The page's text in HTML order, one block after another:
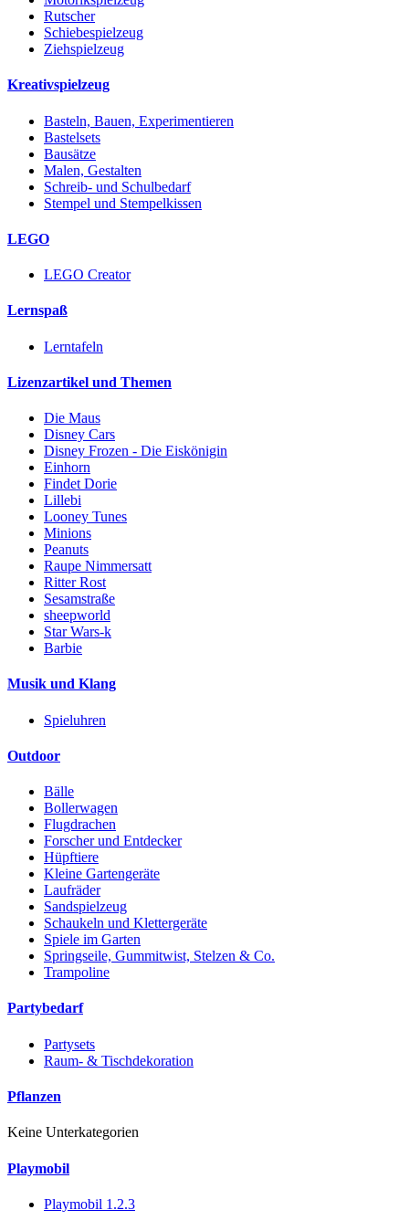
Rutscher
Schiebespielzeug
Ziehspielzeug
Kreativspielzeug
Basteln, Bauen, Experimentieren
Bastelsets
Bausätze
Malen, Gestalten
Schreib- und Schulbedarf
Stempel und Stempelkissen
LEGO
LEGO Creator
Lernspaß
Lerntafeln
Lizenzartikel und Themen
Die Maus
Disney Cars
Disney Frozen - Die Eiskönigin
Einhorn
Findet Dorie
Lillebi
Looney Tunes
Minions
Peanuts
Raupe Nimmersatt
Ritter Rost
Sesamstraße
sheepworld
Star Wars-k
Barbie
Musik und Klang
Spieluhren
Outdoor
Bälle
Bollerwagen
Flugdrachen
Forscher und Entdecker
Hüpftiere
Kleine Gartengeräte
Laufräder
Sandspielzeug
Schaukeln und Klettergeräte
Spiele im Garten
Springseile, Gummitwist, Stelzen & Co.
Trampoline
Partybedarf
Partysets
Raum- & Tischdekoration
Pflanzen
Keine Unterkategorien
Playmobil
Playmobil 1.2.3